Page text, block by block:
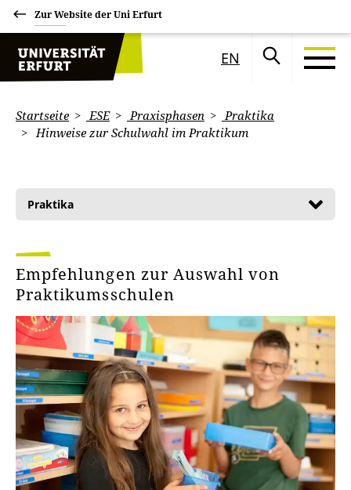
Zur Website der Uni Erfurt
EN
Startseite ESE Praxisphasen
Praktika
Hinweise zur Schulwahl im Praktikum
Praktika
Empfehlungen zur Auswahl von
Praktikumsschulen